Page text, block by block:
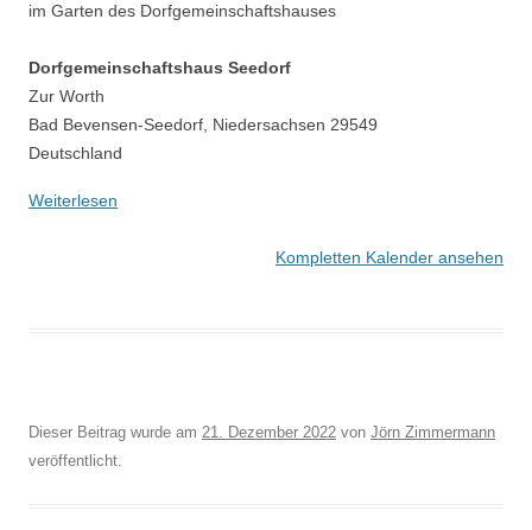
im Garten des Dorfgemeinschaftshauses
Dorfgemeinschaftshaus Seedorf
Zur Worth
Bad Bevensen-Seedorf Niedersachsen 29549
Deutschland
Weiterlesen
Kompletten Kalender ansehen
Dieser Beitrag wurde am 21. Dezember 2022 von Jörn Zimmermann
veröffentlicht.